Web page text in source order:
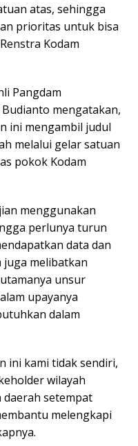
atas, sehingga
prioritas untuk bisa
Kodam
Pangdam
mengatakan,
ini mengambil judul
melalui gelar satuan
pokok Kodam
menggunakan
perlunya turun
data dan
juga melibatkan
unsur
upayanya
dalam
ini kami tidak sendiri,
wilayah
setempat
melengkapi